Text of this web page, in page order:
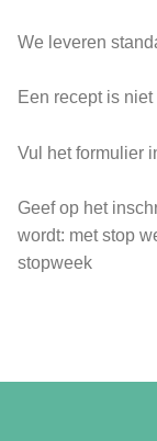
We leveren
Een recept is
Vul het formulier
Geef op het
wordt: met stop
stopweek